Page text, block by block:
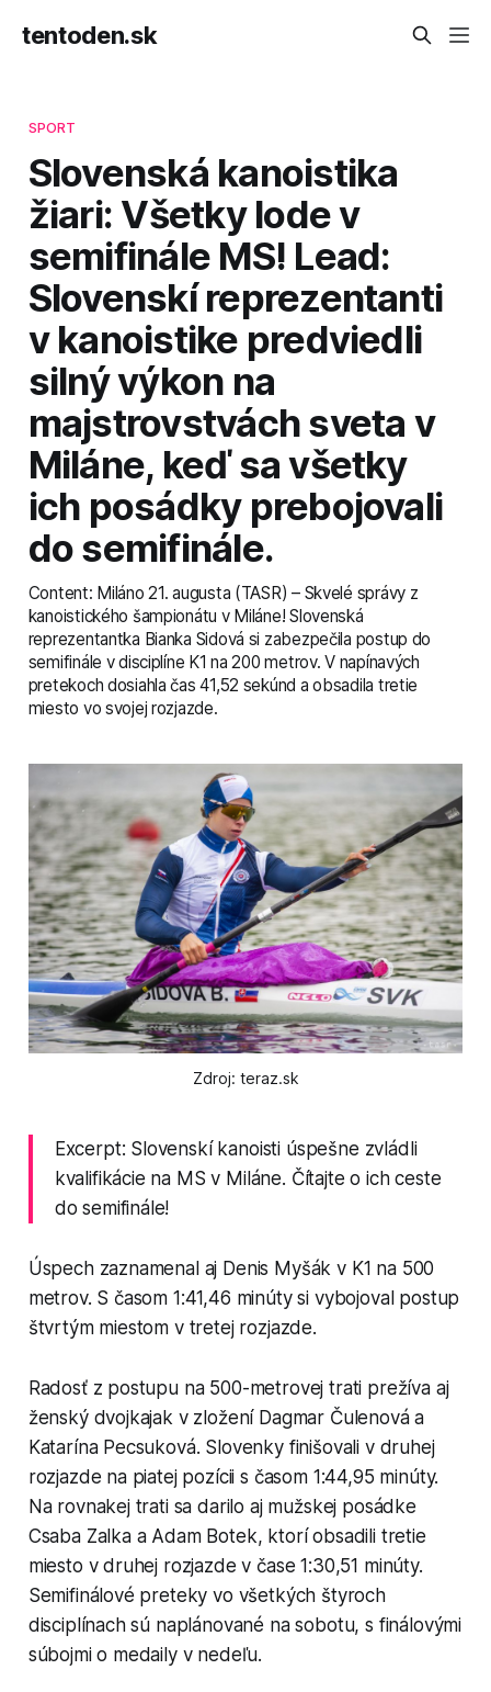
tentoden.sk
SPORT
Slovenská kanoistika
žiari: Všetky lode v
semifinále MS! Lead:
Slovenskí reprezentanti
v kanoistike predviedli
silný výkon na
majstrovstvách sveta v
Miláne, keď sa všetky
ich posádky prebojovali
do semifinále.
Content: Miláno 21. augusta (TASR) – Skvelé správy z
kanoistického šampionátu v Miláne! Slovenská
reprezentantka Bianka Sidová si zabezpečila postup do
semifinále v disciplíne K1 na 200 metrov. V napínavých
pretekoch dosiahla čas 41,52 sekúnd a obsadila tretie
miesto vo svojej rozjazde.
Zdroj: teraz.sk
Excerpt: Slovenskí kanoisti úspešne zvládli
kvalifikácie na MS v Miláne. Čítajte o ich ceste
do semifinále!
Úspech zaznamenal aj Denis Myšák v K1 na 500
metrov. S časom 1:41,46 minúty si vybojoval postup
štvrtým miestom v tretej rozjazde.
Radosť z postupu na 500-metrovej trati prežíva aj
ženský dvojkajak v zložení Dagmar Čulenová a
Katarína Pecsuková. Slovenky finišovali v druhej
rozjazde na piatej pozícii s časom 1:44,95 minúty.
Na rovnakej trati sa darilo aj mužskej posádke
Csaba Zalka a Adam Botek, ktorí obsadili tretie
miesto v druhej rozjazde v čase 1:30,51 minúty.
Semifinálové preteky vo všetkých štyroch
disciplínach sú naplánované na sobotu, s finálovými
súbojmi o medaily v nedeľu.